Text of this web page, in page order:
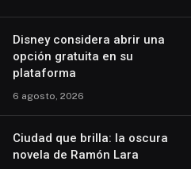
Disney considera abrir una
opción gratuita en su
plataforma
6 agosto, 2026
Ciudad que brilla: la oscura
novela de Ramón Lara